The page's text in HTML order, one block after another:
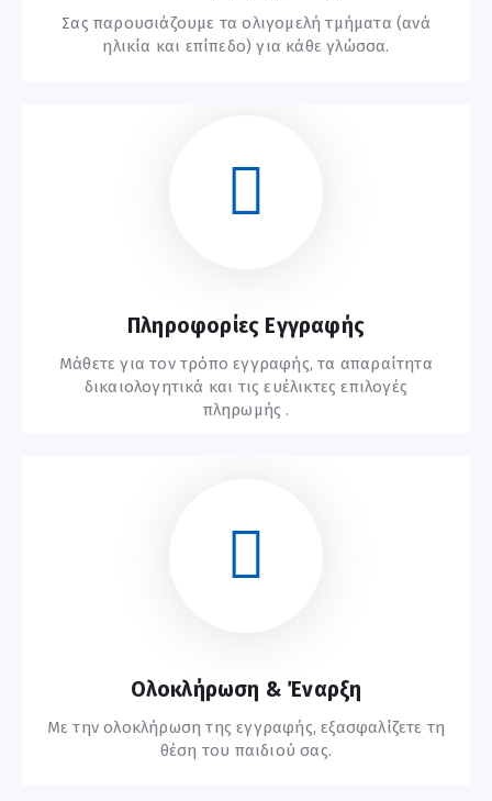
Σας παρουσιάζουμε τα ολιγομελή τμήματα (ανά
ηλικία και επίπεδο) για κάθε γλώσσα.
Πληροφορίες Εγγραφής
Μάθετε για τον τρόπο εγγραφής, τα απαραίτητα
δικαιολογητικά και τις ευέλικτες επιλογές
πληρωμής .
Ολοκλήρωση & Έναρξη
Με την ολοκλήρωση της εγγραφής, εξασφαλίζετε τη
θέση του παιδιού σας.